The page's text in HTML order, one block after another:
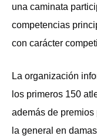
una caminata
competencias
con carácter
La organización
los primeros 150
además de
la general en